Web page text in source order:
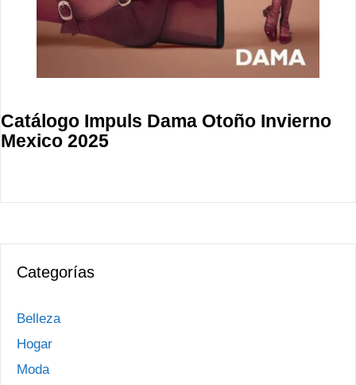
Catálogo Impuls Dama Otoño Invierno
Mexico 2025
Categorías
Belleza
Hogar
Moda